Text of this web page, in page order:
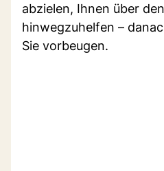
abzielen, Ihnen über
hinwegzuhelfen –
Sie vorbeugen.